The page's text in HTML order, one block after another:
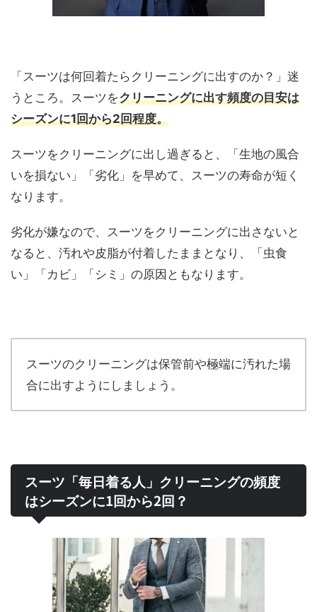
「スーツは何回着たらクリーニングに出すのか？」迷
うところ。スーツをクリーニングに出す頻度の目安は
シーズンに1回から2回程度。
スーツをクリーニングに出し過ぎると、「生地の風合
いを損ない」「劣化」を早めて、スーツの寿命が短く
なります。
劣化が嫌なので、スーツをクリーニングに出さないと
なると、汚れや皮脂が付着したままとなり、「虫食
い」「カビ」「シミ」の原因ともなります。
スーツのクリーニングは保管前や極端に汚れた場
合に出すようにしましょう。
スーツ「毎日着る人」クリーニングの頻度
はシーズンに1回から2回？